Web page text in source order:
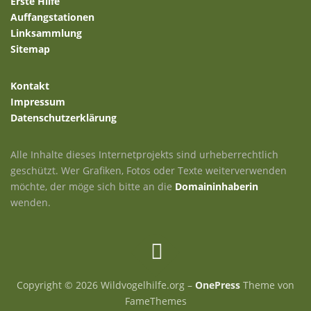
o
n
Auffangstationen
Linksammlung
Sitemap
Kontakt
Impressum
Datenschutzerklärung
Alle Inhalte dieses Internetprojekts sind urheberrechtlich
geschützt. Wer Grafiken, Fotos oder Texte weiterverwenden
möchte, der möge sich bitte an die Domaininhaberin
wenden.
Copyright © 2026 Wildvogelhilfe.org – OnePress Theme von
FameThemes